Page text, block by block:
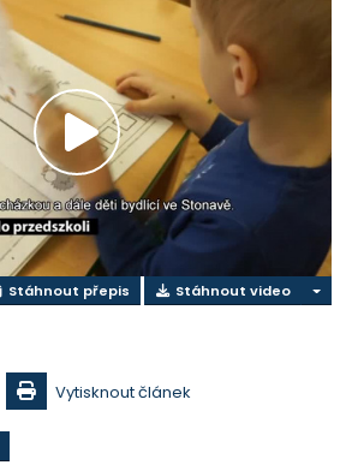
Přehrát
video
Stáhnout přepis Stáhnout video
Vytisknout článek